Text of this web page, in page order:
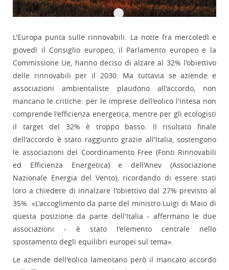
L'Europa punta sulle rinnovabili. La notte fra mercoledì e
giovedì il Consiglio europeo, il Parlamento europeo e la
Commissione Ue, hanno deciso di alzare al 32% l'obiettivo
delle rinnovabili per il 2030. Ma tuttavia se aziende e
associazioni ambientaliste plaudono all'accordo, non
mancano le critiche: per le imprese dell'eolico l'intesa non
comprende l'efficienza energetica, mentre per gli ecologisti
il target del 32% è troppo basso. Il risultato finale
dell'accordo è stato raggiunto grazie all'Italia, sostengono
le associazioni del Coordinamento Free (Fonti Rinnovabili
ed Efficienza Energetica) e dell'Anev (Associazione
Nazionale Energia del Vento), ricordando di essere stati
loro a chiedere di innalzare l'obiettivo dal 27% previsto al
35%. «L'accoglimento da parte del ministro Luigi di Maio di
questa posizione da parte dell'Italia - affermano le due
associazioni - è stato l'elemento centrale nello
spostamento degli equilibri europei sul tema».
Le aziende dell'eolico lamentano però il mancato accordo